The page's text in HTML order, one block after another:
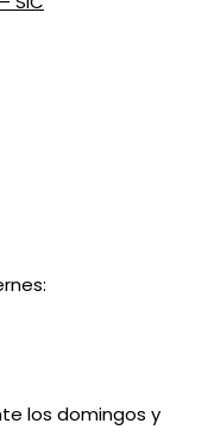
los domingos y